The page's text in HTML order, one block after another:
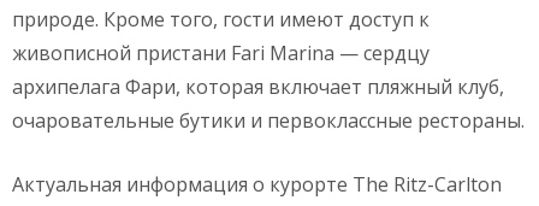
природе. Кроме того, гости имеют доступ к
живописной пристани Fari Marina — сердцу
архипелага Фари, которая включает пляжный клуб,
очаровательные бутики и первоклассные рестораны.
Актуальная информация о курорте The Ritz-Carlton